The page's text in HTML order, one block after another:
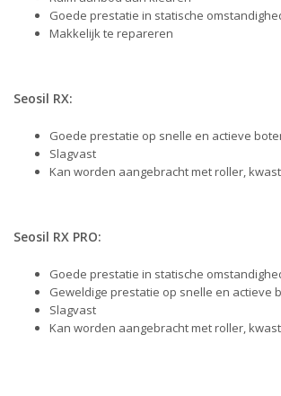
Goede prestatie in statische
Makkelijk te repareren
Seosil RX:
Goede prestatie op snelle en actieve
Slagvast
Kan worden aangebracht met roller,
Seosil RX PRO:
Goede prestatie in statische
Geweldige prestatie op snelle en actieve
Slagvast
Kan worden aangebracht met roller,